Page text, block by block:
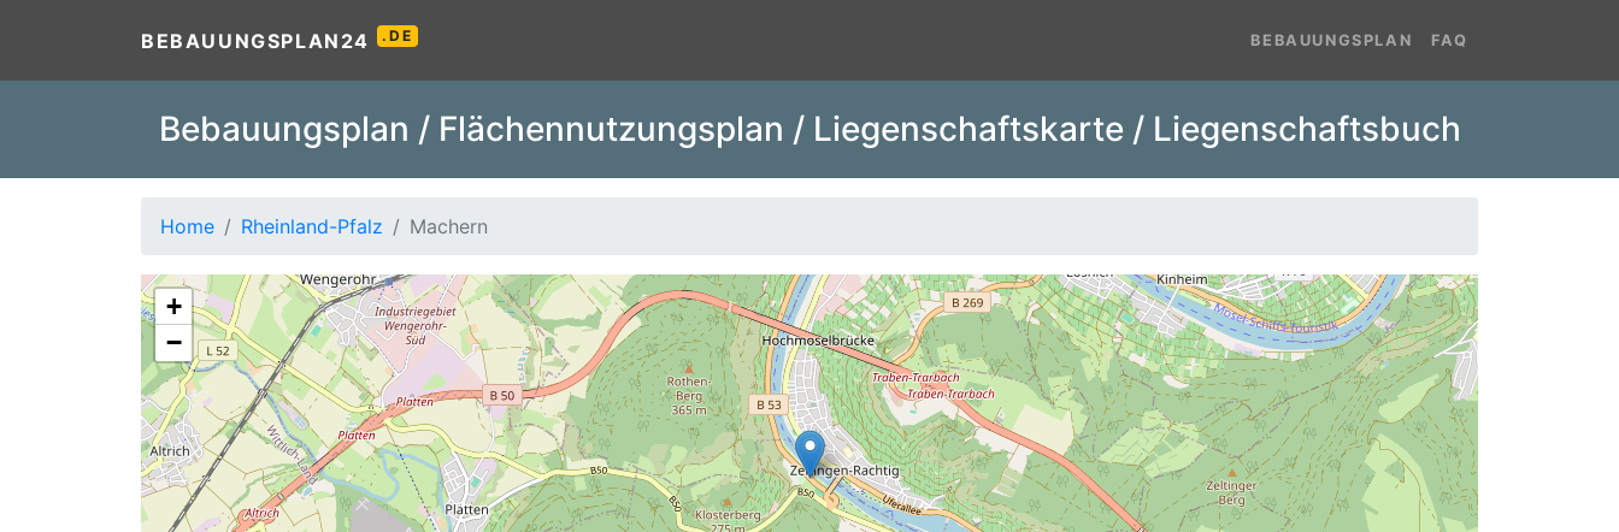
BEBAUUNGSPLAN24 .DE BEBAUUNGSPLAN FAQ
Bebauungsplan / Flächennutzungsplan / Liegenschaftskarte / Liegenschaftsbuch
Home Rheinland-Pfalz Machern
+
−